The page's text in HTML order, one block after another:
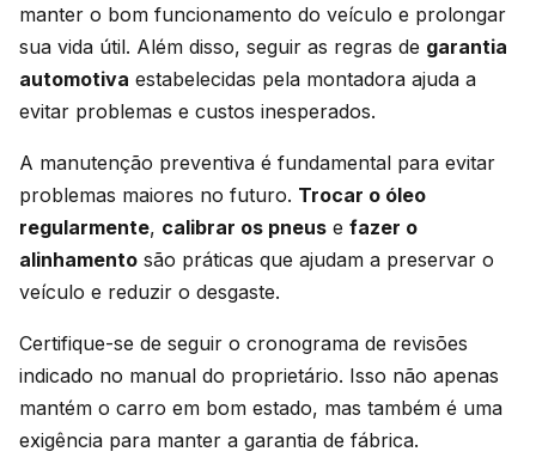
manter o bom funcionamento do veículo e prolongar
sua vida útil. Além disso, seguir as regras de garantia
automotiva estabelecidas pela montadora ajuda a
evitar problemas e custos inesperados.
A manutenção preventiva é fundamental para evitar
problemas maiores no futuro. Trocar o óleo
regularmente, calibrar os pneus e fazer o
alinhamento são práticas que ajudam a preservar o
veículo e reduzir o desgaste.
Certifique-se de seguir o cronograma de revisões
indicado no manual do proprietário. Isso não apenas
mantém o carro em bom estado, mas também é uma
exigência para manter a garantia de fábrica.